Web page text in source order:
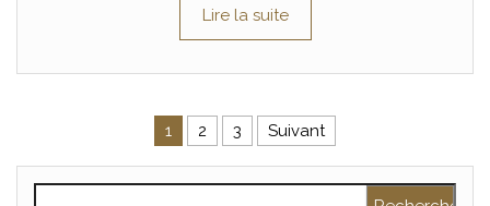
Lire la suite
Pagination des publications
1 2 3 Suivant